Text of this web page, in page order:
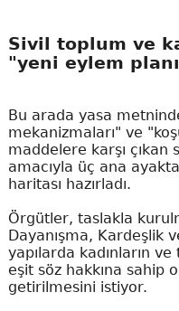
Sivil toplum ve
"yeni eylem
Bu arada yasa
mekanizmaları" ve
maddelere karşı
amacıyla üç ana
haritası hazırladı.
Örgütler, taslakla
Dayanışma, Kardeşlik
yapılarda kadınların
eşit söz hakkına sahip
getirilmesini istiyor.